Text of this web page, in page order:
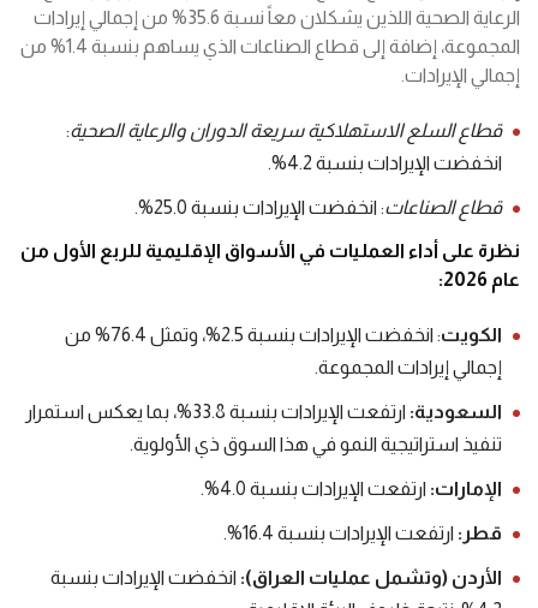
الرعاية الصحية اللذين يشكلان معاً نسبة 35.6% من إجمالي إيرادات
المجموعة، إضافة إلى قطاع الصناعات الذي يساهم بنسبة 1.4% من
إجمالي الإيرادات.
قطاع السلع الاستهلاكية سريعة الدوران والرعاية الصحية:
انخفضت الإيرادات بنسبة 4.2%.
قطاع الصناعات: انخفضت الإيرادات بنسبة 25.0%.
نظرة على أداء العمليات في الأسواق الإقليمية للربع الأول من
عام
الكويت
: انخفضت الإيرادات بنسبة 2.5%، وتمثل 76.4% من
إجمالي إيرادات المجموعة.
السعودية:
ارتفعت الإيرادات بنسبة 33.8%، بما يعكس استمرار
تنفيذ استراتيجية النمو في هذا السوق ذي الأولوية.
الإمارات: ارتفعت الإيرادات بنسبة 4.0%.
قطر : ارتفعت الإيرادات بنسبة 16.4%.
الأردن (وتشمل عمليات العراق): انخفضت الإيرادات بنسبة